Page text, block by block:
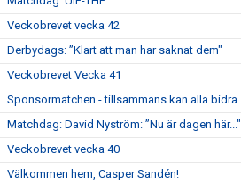
Veckobrevet vecka 42
Derbydags: ”Klart att man har saknat dem"
Veckobrevet Vecka 41
Sponsormatchen - tillsammans kan alla bidra
Matchdag: David Nyström: ”Nu är dagen här..."
Veckobrevet vecka 40
Välkommen hem, Casper Sandén!